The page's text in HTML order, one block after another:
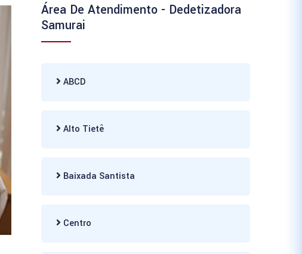
Área De Atendimento - Dedetizadora
Samurai
ABCD
Alto Tietê
Baixada Santista
Centro